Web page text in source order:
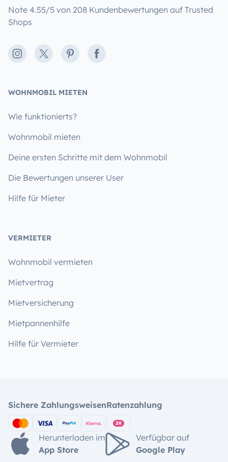
Note 4.55/5 von 208 Kundenbewertungen auf Trusted
Shops
Instagram
X PinterestFacebook
WOHNMOBIL MIETEN
Wie funktionierts?
Wohnmobil mieten
Deine ersten Schritte mit dem Wohnmobil
Die Bewertungen unserer User
Hilfe für Mieter
VERMIETER
Wohnmobil vermieten
Mietvertrag
Mietversicherung
Mietpannenhilfe
Hilfe für Vermieter
Sichere ZahlungsweisenRatenzahlung
Herunterladen im
App Store
Verfügbar auf
Google Play